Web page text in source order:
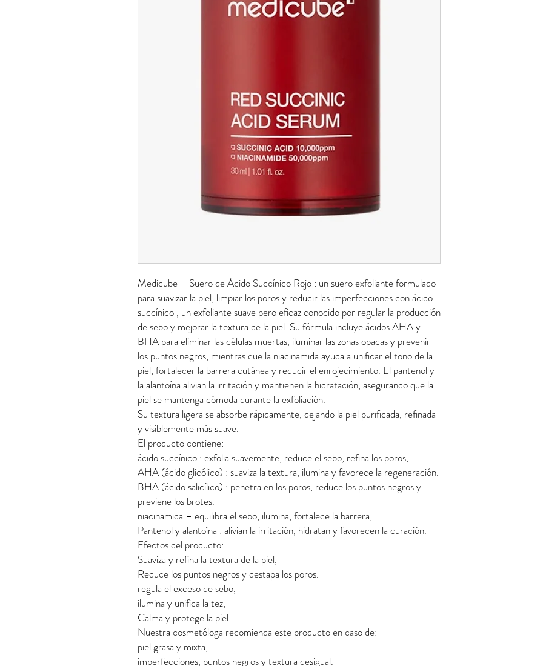
Medicube – Suero de Ácido Succínico Rojo : un suero exfoliante formulado
para suavizar la piel, limpiar los poros y reducir las imperfecciones con ácido
succínico , un exfoliante suave pero eficaz conocido por regular la producción
de sebo y mejorar la textura de la piel. Su fórmula incluye ácidos AHA y
BHA para eliminar las células muertas, iluminar las zonas opacas y prevenir
los puntos negros, mientras que la niacinamida ayuda a unificar el tono de la
piel, fortalecer la barrera cutánea y reducir el enrojecimiento. El pantenol y
la alantoína alivian la irritación y mantienen la hidratación, asegurando que la
piel se mantenga cómoda durante la exfoliación.
Su textura ligera se absorbe rápidamente, dejando la piel purificada, refinada
y visiblemente más suave.
El producto contiene:
ácido succínico : exfolia suavemente, reduce el sebo, refina los poros,
AHA (ácido glicólico) : suaviza la textura, ilumina y favorece la regeneración.
BHA (ácido salicílico) : penetra en los poros, reduce los puntos negros y
previene los brotes.
niacinamida – equilibra el sebo, ilumina, fortalece la barrera,
Pantenol y alantoína : alivian la irritación, hidratan y favorecen la curación.
Efectos del producto:
Suaviza y refina la textura de la piel,
Reduce los puntos negros y destapa los poros.
regula el exceso de sebo,
ilumina y unifica la tez,
Calma y protege la piel.
Nuestra cosmetóloga recomienda este producto en caso de:
piel grasa y mixta,
imperfecciones, puntos negros y textura desigual.